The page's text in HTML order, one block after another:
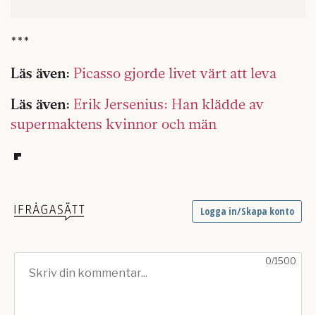
***
Läs även: Picasso gjorde livet värt att leva
Läs även: Erik Jersenius: Han klädde av
supermaktens kvinnor och män